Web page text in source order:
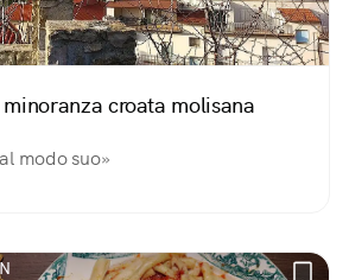
croata molisana
modo suo»